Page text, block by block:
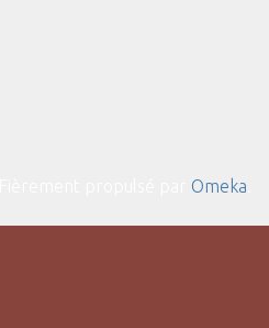
Omeka